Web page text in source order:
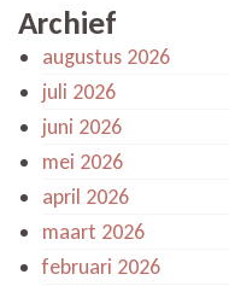
Archief
augustus 2026
juli 2026
juni 2026
mei 2026
april 2026
maart 2026
februari 2026